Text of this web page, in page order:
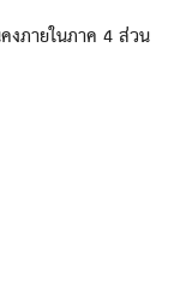
งภายในภาค 4 ส่วน